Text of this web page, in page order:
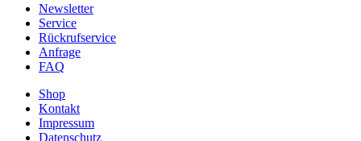
Newsletter
Service
Rückrufservice
Anfrage
FAQ
Shop
Kontakt
Impressum
Datenschutz